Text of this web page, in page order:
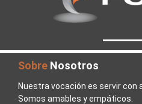
Sobre Nosotros
Nuestra vocación es servir con
Somos amables y empáticos.